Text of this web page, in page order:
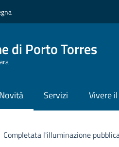
di Porto Torres
Novità Servizi Vivere
Completata l'illuminazione